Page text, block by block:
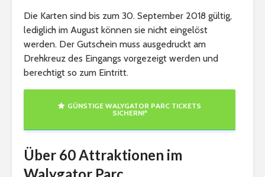
Die Karten sind bis zum 30. September 2018 gültig,
lediglich im August können sie nicht eingelöst
werden. Der Gutschein muss ausgedruckt am
Drehkreuz des Eingangs vorgezeigt werden und
berechtigt so zum Eintritt.
GÜNSTIGE WALYGATOR PARC TICKETS
SICHERN!*
Über 60 Attraktionen im
Walygator Parc